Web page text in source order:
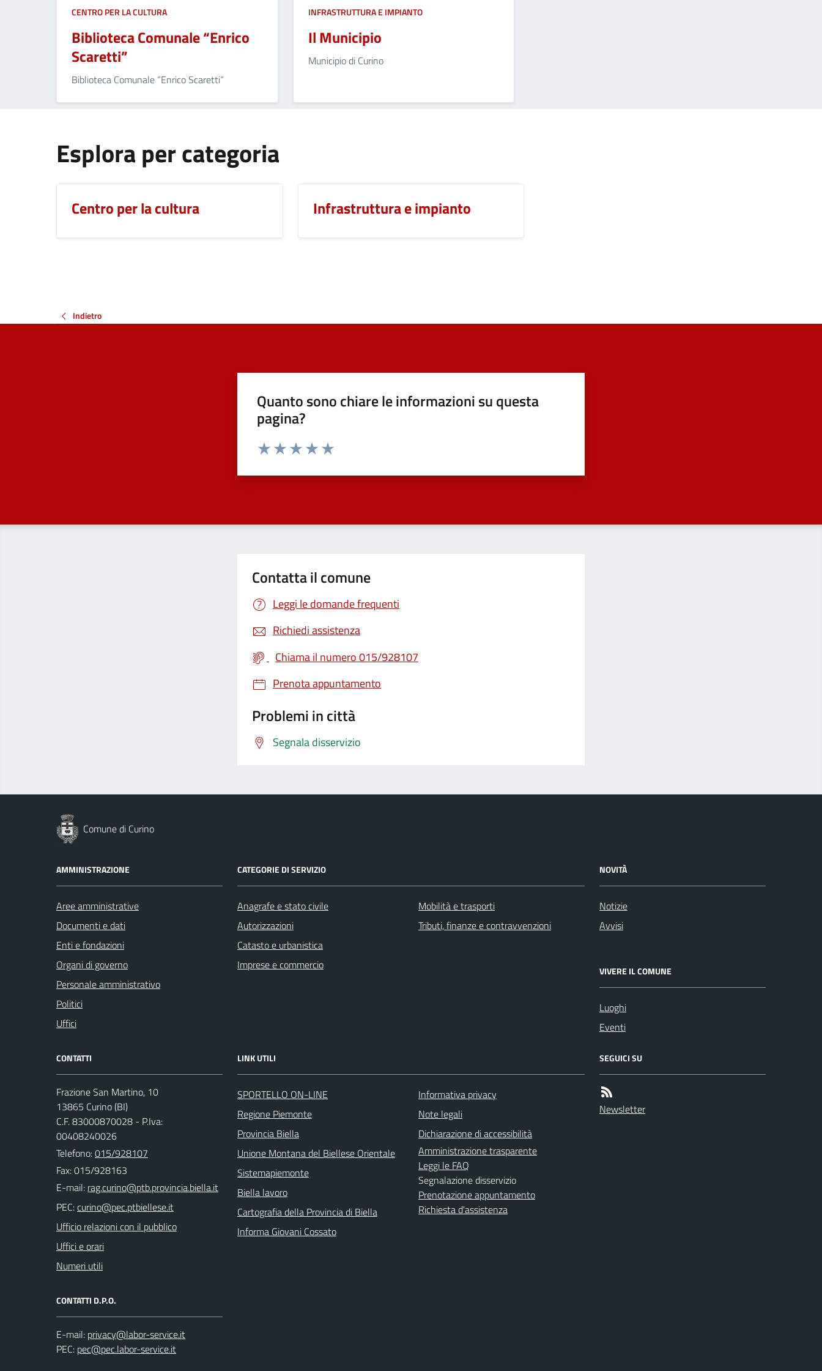
CENTRO PER LA CULTURA
Biblioteca Comunale “Enrico
Scaretti”
Biblioteca Comunale “Enrico Scaretti”
INFRASTRUTTURA E IMPIANTO
Il Municipio
Municipio di Curino
Esplora per categoria
Centro per la cultura Infrastruttura e impianto
Indietro
Quanto sono chiare le informazioni su questa
pagina?
Valuta da 1 a 5 stelle la pagina
Contatta il comune
Leggi le domande frequenti
Richiedi assistenza
Chiama il numero 015/928107
Prenota appuntamento
Problemi in città
Segnala disservizio
Comune di Curino
AMMINISTRAZIONE
Aree amministrative
Documenti e dati
Enti e fondazioni
Organi di governo
Personale amministrativo
Politici
Uffici
CATEGORIE DI SERVIZIO
Anagrafe e stato civile
Autorizzazioni
Catasto e urbanistica
Imprese e commercio
Mobilità e trasporti
Tributi, finanze e contravvenzioni
NOVITÀ
Notizie
Avvisi
VIVERE IL COMUNE
Luoghi
Eventi
CONTATTI
Frazione San Martino, 10
13865 Curino (BI)
C.F. 83000870028 - P.Iva:
00408240026
Telefono:015/928107
Fax: 015/928163
E-mail:
PEC:
Ufficio relazioni con il pubblico
Uffici e orari
Numeri utili
CONTATTI D.P.O.
E-mail:
PEC:
LINK UTILI
SPORTELLO ON-LINE
Regione Piemonte
Provincia Biella
Unione Montana del Biellese Orientale
Sistemapiemonte
Biella lavoro
Cartografia della Provincia di Biella
Informa Giovani Cossato
Informativa privacy
Note legali
Dichiarazione di accessibilità
Amministrazione trasparente
Leggi le FAQ
Segnalazione disservizio
Prenotazione appuntamento
Richiesta d'assistenza
SEGUICI SU
Newsletter